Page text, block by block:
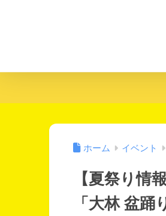
ホーム イベント
【夏祭り情
「大林 盆踊